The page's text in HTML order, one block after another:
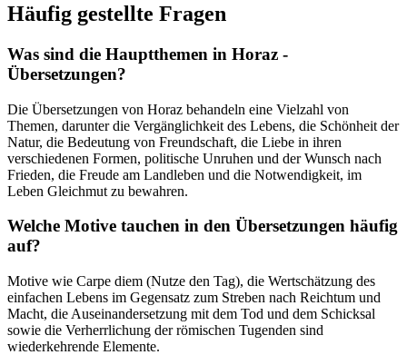
Häufig gestellte Fragen
Was sind die Hauptthemen in Horaz -
Übersetzungen?
Die Übersetzungen von Horaz behandeln eine Vielzahl von
Themen, darunter die Vergänglichkeit des Lebens, die Schönheit der
Natur, die Bedeutung von Freundschaft, die Liebe in ihren
verschiedenen Formen, politische Unruhen und der Wunsch nach
Frieden, die Freude am Landleben und die Notwendigkeit, im
Leben Gleichmut zu bewahren.
Welche Motive tauchen in den Übersetzungen häufig
auf?
Motive wie Carpe diem (Nutze den Tag), die Wertschätzung des
einfachen Lebens im Gegensatz zum Streben nach Reichtum und
Macht, die Auseinandersetzung mit dem Tod und dem Schicksal
sowie die Verherrlichung der römischen Tugenden sind
wiederkehrende Elemente.